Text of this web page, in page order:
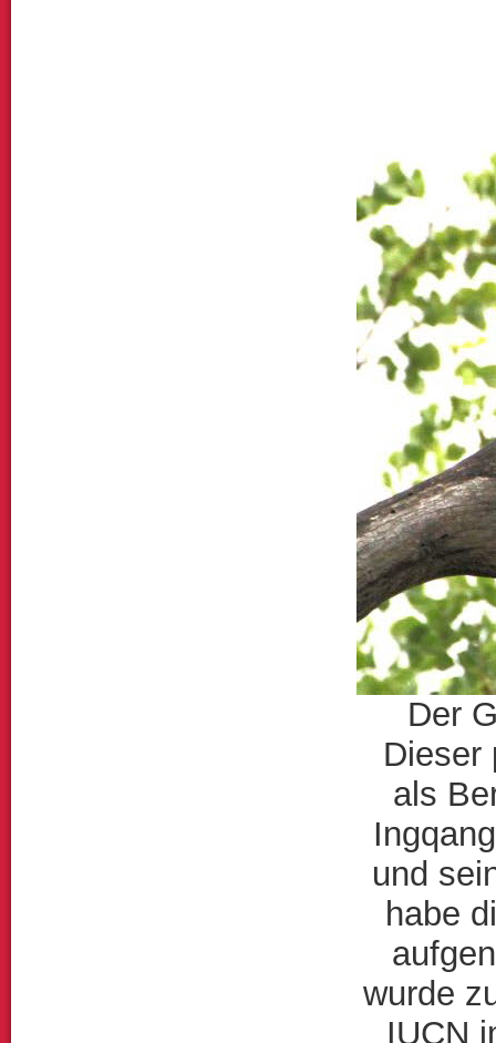
Der
Dieser
als
und
habe
wurde
IUCN